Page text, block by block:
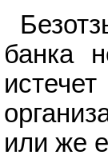
банка
или же